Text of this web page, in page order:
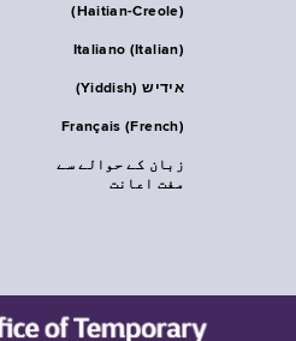
(Haitian-Creole)
Italiano (Italian)
אידיש (Yiddish)
Français (French)
زبان کے حوالے سے
مفت اعانت